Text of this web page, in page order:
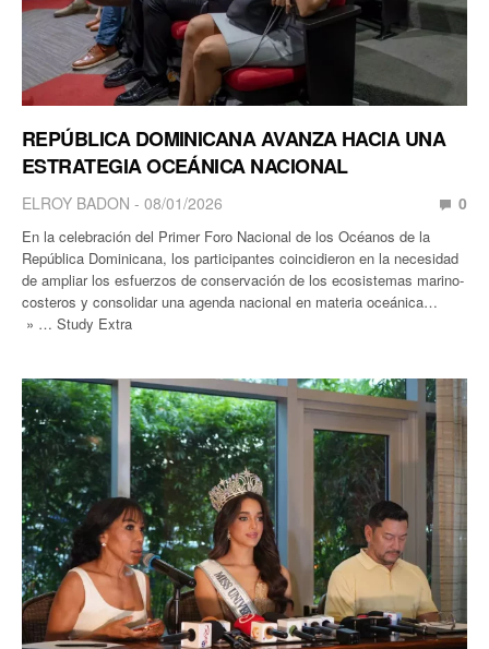
REPÚBLICA DOMINICANA AVANZA HACIA UNA
ESTRATEGIA OCEÁNICA NACIONAL
ELROY BADON 08/01/2026 0
En la celebración del Primer Foro Nacional de los Océanos de la
República Dominicana, los participantes coincidieron en la necesidad
de ampliar los esfuerzos de conservación de los ecosistemas marino-
costeros y consolidar una agenda nacional en materia oceánica…
» … Study Extra